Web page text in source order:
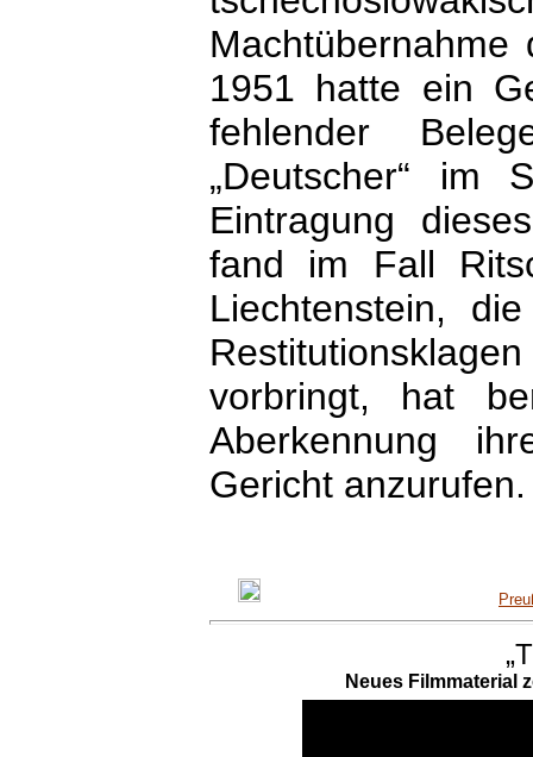
Machtübernahme
1951 hatte ein
fehlender
„Deutscher“ im
Eintragung
fand im Fall
Liechtenstein,
vorbringt, hat
Aberkennung
Gericht
„
Neues Filmmaterial